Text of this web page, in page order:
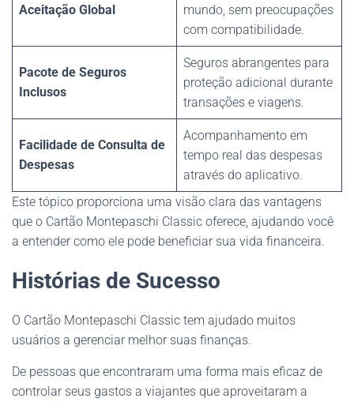
Aceitação Global
mundo, sem preocupações
com compatibilidade.
Pacote de Seguros
Inclusos
Seguros abrangentes para
proteção adicional durante
transações e viagens.
Facilidade de Consulta de
Despesas
Acompanhamento em
tempo real das despesas
através do aplicativo.
Este tópico proporciona uma visão clara das vantagens
que o Cartão Montepaschi Classic oferece, ajudando você
a entender como ele pode beneficiar sua vida financeira.
Histórias de Sucesso
O Cartão Montepaschi Classic tem ajudado muitos
usuários a gerenciar melhor suas finanças.
De pessoas que encontraram uma forma mais eficaz de
controlar seus gastos a viajantes que aproveitaram a